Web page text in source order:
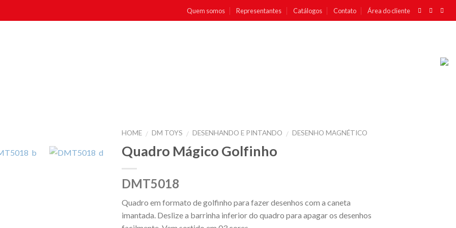
Quem somos Representantes Catálogos Contato Área do cliente
HOME / DM TOYS / DESENHANDO E PINTANDO / DESENHO MAGNÉTICO
Quadro Mágico Golfinho
DMT5018
Quadro em formato de golfinho para fazer desenhos com a caneta
imantada. Deslize a barrinha inferior do quadro para apagar os desenhos